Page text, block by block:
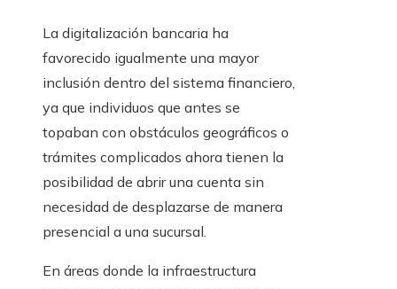
La digitalización bancaria ha
favorecido igualmente una mayor
inclusión dentro del sistema financiero,
ya que individuos que antes se
topaban con obstáculos geográficos o
trámites complicados ahora tienen la
posibilidad de abrir una cuenta sin
necesidad de desplazarse de manera
presencial a una sucursal.
En áreas donde la infraestructura